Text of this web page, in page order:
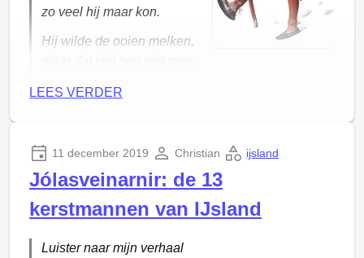
zo veel hij maar kon.
Hij wilde de ooien melken,
- ze verhinderden het.
LEES VERDER
11 december 2019 Christian ijsland
Jólasveinarnir: de 13
kerstmannen van IJsland
Luister naar mijn verhaal